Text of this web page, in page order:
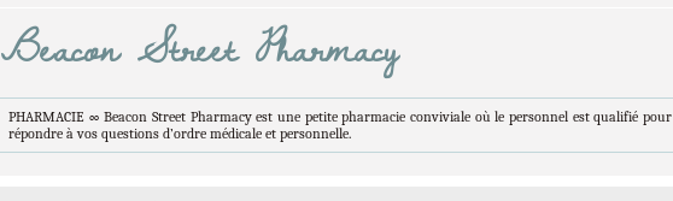
Beacon Street Pharmacy
PHARMACIE ∞ Beacon Street Pharmacy est une petite pharmacie conviviale où le personnel est qualifié pour
répondre à vos questions d’ordre médicale et personnelle.